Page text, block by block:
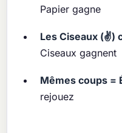
Papier gagne
Les Ciseaux (✌️)
Ciseaux gagnent
Mêmes coups =
rejouez